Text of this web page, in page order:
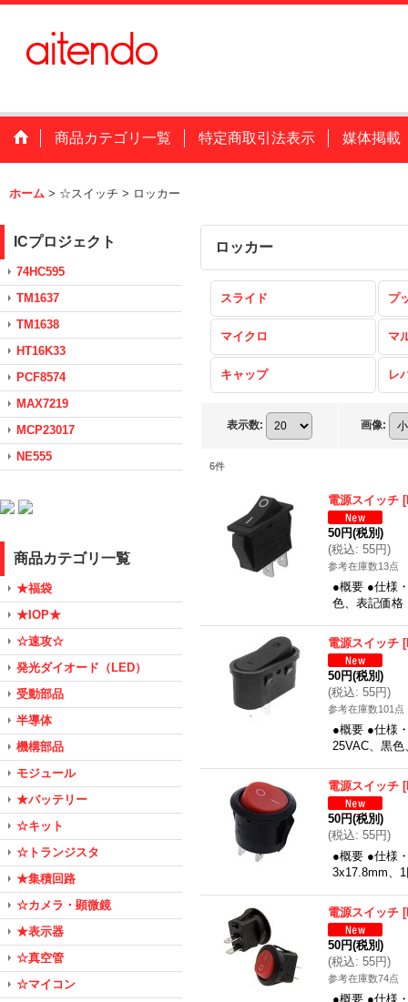
商品カテゴリ一覧 特定商取引法表示 媒体掲載
ホーム > ☆スイッチ > ロッカー
ICプロジェクト
74HC595
TM1637
TM1638
HT16K33
PCF8574
MAX7219
MCP23017
NE555
商品カテゴリ一覧
★福袋
★IOP★
☆速攻☆
発光ダイオード（LED）
受動部品
半導体
機構部品
モジュール
★バッテリー
☆キット
☆トランジスタ
★集積回路
☆カメラ・顕微鏡
★表示器
☆真空管
☆マイコン
ロッカー
スライド プ
マイクロ マ
キャップ レ
表示数: 画像:
6件
電源スイッチ [
50円(税別)
(税込: 55円)
参考在庫数13点
●概要 ●仕様
色、表記価格
電源スイッチ [
50円(税別)
(税込: 55円)
参考在庫数101点
●概要 ●仕様
25VAC、黒
電源スイッチ [
50円(税別)
(税込: 55円)
●概要 ●仕様
3x17.8mm、
電源スイッチ [
50円(税別)
(税込: 55円)
参考在庫数74点
●概要 ●仕様